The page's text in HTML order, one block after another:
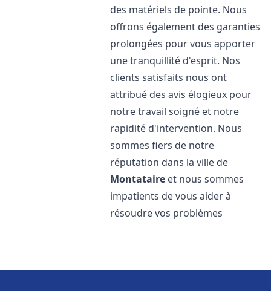
des matériels de pointe. Nous
offrons également des garanties
prolongées pour vous apporter
une tranquillité d'esprit. Nos
clients satisfaits nous ont
attribué des avis élogieux pour
notre travail soigné et notre
rapidité d'intervention. Nous
sommes fiers de notre
réputation dans la ville de
Montataire et nous sommes
impatients de vous aider à
résoudre vos problèmes